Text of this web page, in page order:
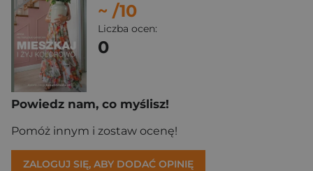
~ /10
Liczba ocen:
0
Powiedz nam, co myślisz!
Pomóż innym i zostaw ocenę!
ZALOGUJ SIĘ, ABY DODAĆ OPINIĘ